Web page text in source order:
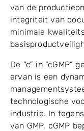
van de
integriteit van
minimale
De “c” in “cGMP”
ervan is een
technologische
industrie. In
van GMP, cGMP